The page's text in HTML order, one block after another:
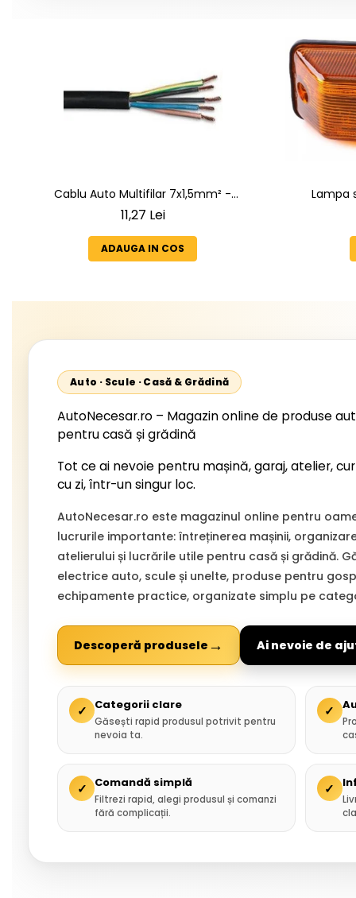
Cablu Auto Multifilar 7x1,5mm² -
Rezistent și Flexibil pentru Remorci 12V-
11,27 Lei
ADAUGA IN COS
Lampa
05.1996-
Auto · Scule · Casă & Grădină
AutoNecesar.ro – Magazin online de produse
pentru casă și grădină
Tot ce ai nevoie pentru mașină, garaj, atelier,
cu zi, într-un singur loc.
AutoNecesar.ro este magazinul online pentru
lucrurile importante: întreținerea mașinii,
atelierului și lucrările utile pentru casă și grădină.
electrice auto, scule și unelte, produse pentru
echipamente practice, organizate simplu pe
Descoperă produsele → Ai nevoie de
✓ Categorii clare
Găsești rapid produsul potrivit pentru
nevoia ta.
✓
✓ Comandă simplă
Filtrezi rapid, alegi produsul și comanzi
fără complicații.
✓